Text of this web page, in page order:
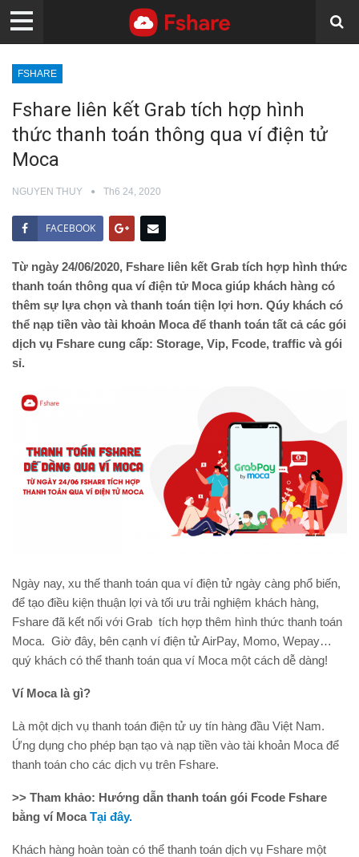
FSHARE
Fshare liên kết Grab tích hợp hình
thức thanh toán thông qua ví điện tử
Moca
NGUYEN THUY Th6 24, 2020
FACEBOOK
Từ ngày 24/06/2020, Fshare liên kết Grab tích hợp hình thức
thanh toán thông qua ví điện tử Moca giúp khách hàng có
thêm sự lựa chọn và thanh toán tiện lợi hơn. Qúy khách có
thể nạp tiền vào tài khoản Moca để thanh toán tất cả các gói
dịch vụ Fshare cung cấp: Storage, Vip, Fcode, traffic và gói
sỉ.
Ngày nay, xu thế thanh toán qua ví điện tử ngày càng phổ biến,
để tạo điều kiện thuận lợi và tối ưu trải nghiệm khách hàng,
Fshare đã kết nối với Grab tích hợp thêm hình thức thanh toán
Moca. Giờ đây, bên cạnh ví điện tử AirPay, Momo, Wepay…
quý khách có thể thanh toán qua ví Moca một cách dễ dàng!
Ví Moca là gì?
Là một dịch vụ thanh toán điện tử uy tín hàng đầu Việt Nam.
Ứng dụng cho phép bạn tạo và nạp tiền vào tài khoản Moca để
thanh toán cho các dịch vụ trên Fshare.
>> Tham khảo: Hướng dẫn thanh toán gói Fcode Fshare
bằng ví MocaTại đây.
Khách hàng hoàn toàn có thể thanh toán dịch vụ Fshare một